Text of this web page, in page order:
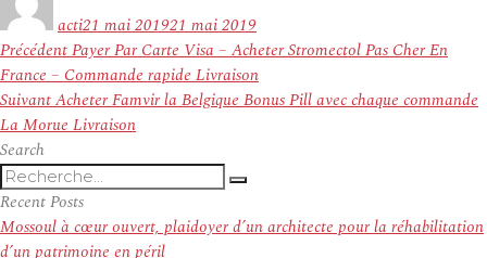
actile
21 mai 201921 mai 2019
Navigation
de
l’article
PrécédentArticle
précédent :
Payer Par Carte Visa – Acheter Stromectol Pas Cher En
France – Commande rapide Livraison
SuivantArticle
suivant :
Acheter Famvir la Belgique Bonus Pill avec chaque commande
La Morue Livraison
Search
Recherche
pour
:
Recherche
Recent Posts
Mossoul à cœur ouvert, plaidoyer d’un architecte pour la réhabilitation
d’un patrimoine en péril